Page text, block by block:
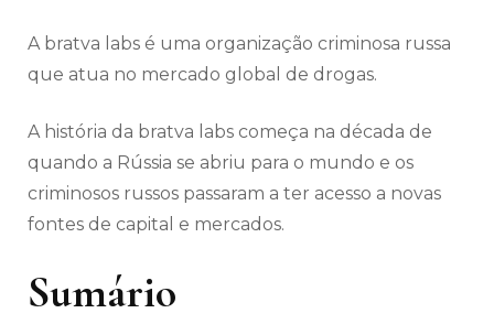
A bratva labs é uma organização criminosa russa
que atua no mercado global de drogas.
A história da bratva labs começa na década de
quando a Rússia se abriu para o mundo e os
criminosos russos passaram a ter acesso a novas
fontes de capital e mercados.
Sumário